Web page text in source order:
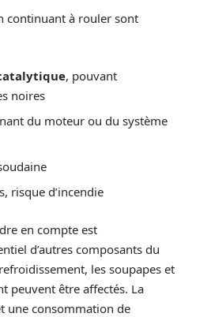
continuant à rouler sont
, pouvant
noires
du moteur ou du système
risque d’incendie
en compte est
d’autres composants du
les soupapes et
peuvent être affectés. La
une consommation de